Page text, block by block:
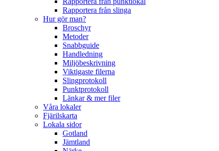
Rapportera från slinga
Hur gör man?
Broschyr
Metoder
Snabbguide
Handledning
Miljöbeskrivning
Viktigaste filerna
Slingprotokoll
Punktprotokoll
Länkar & mer filer
Våra lokaler
Fjärilskarta
Lokala sidor
Gotland
Jämtland